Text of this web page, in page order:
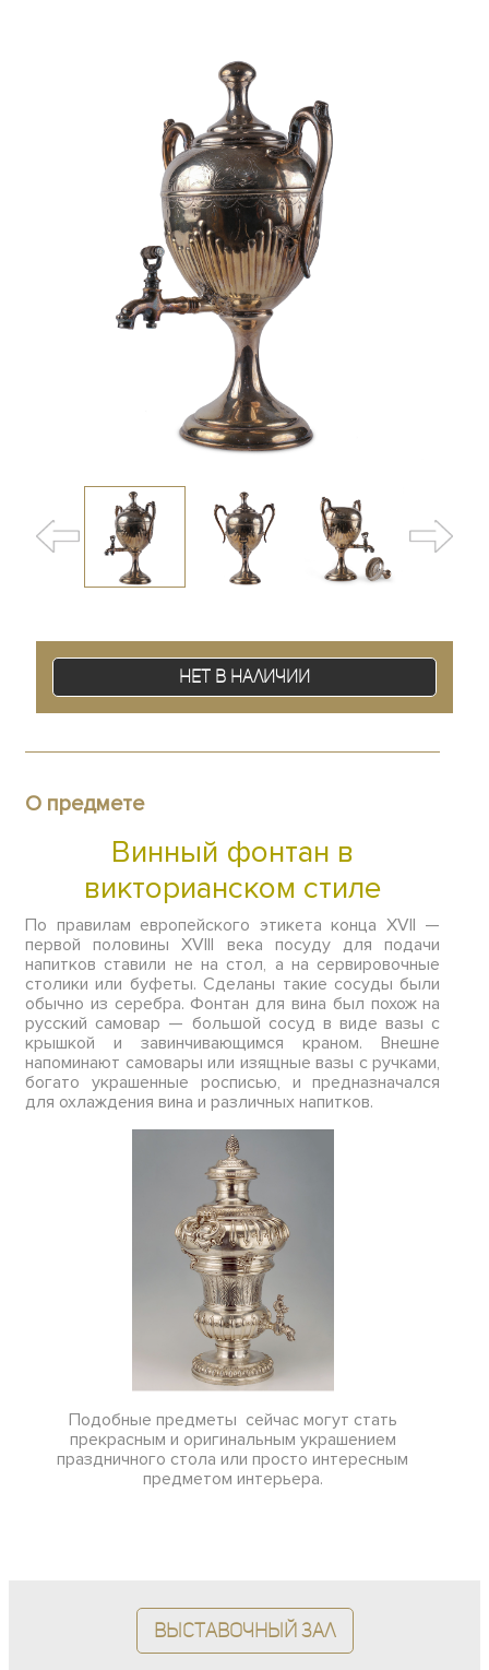
Нет в наличии
О предмете
Винный фонтан в
викторианском стиле
По правилам европейского этикета конца XVII —
первой половины XVIII века посуду для подачи
напитков ставили не на стол, а на сервировочные
столики или буфеты. Сделаны такие сосуды были
обычно из серебра. Фонтан для вина был похож на
русский самовар — большой сосуд в виде вазы с
крышкой и завинчивающимся краном. Внешне
напоминают самовары или изящные вазы с ручками,
богато украшенные росписью, и предназначался
для охлаждения вина и различных напитков.
Подобные предметы сейчас могут стать
прекрасным и оригинальным украшением
праздничного стола или просто интересным
предметом интерьера.
Выставочный зал